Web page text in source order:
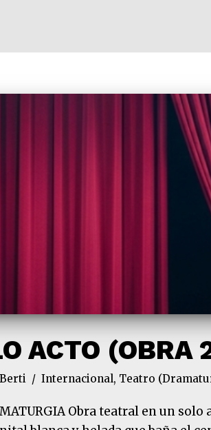
ACTO
Internacional, Teatro
Obra teatral en un